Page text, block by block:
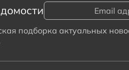
подборка актуальных